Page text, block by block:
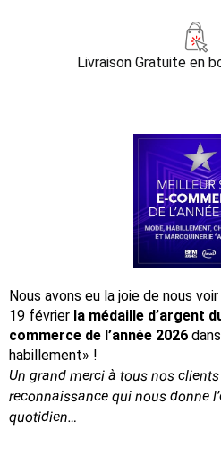
Livraison Gratuite en
Nous avons eu la joie de nous
19 février la médaille d’argent
commerce de l’année 2026
habillement» !
Un grand merci à tous nos
reconnaissancequi nous donne
quotidien…